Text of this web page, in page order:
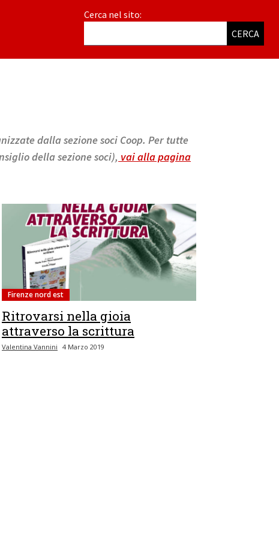
Cerca nel sito:
CERCA
dalla sezione soci Coop. Per tutte
della sezione soci), vai alla pagina
Firenze nord est
Ritrovarsi nella gioia
attraverso la scrittura
Valentina Vannini 4 Marzo 2019